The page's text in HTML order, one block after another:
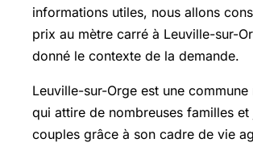
informations utiles, nous allons
prix au mètre carré à Leuville-sur-
donné le contexte de la demande.
Leuville-sur-Orge est une commune
qui attire de nombreuses familles et
couples grâce à son cadre de vie